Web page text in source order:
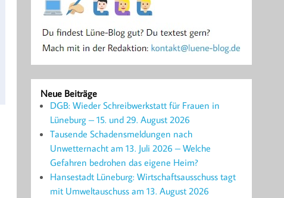
Neue Beiträge
DGB: Wieder Schreibwerkstatt für Frauen in
Lüneburg – 15. und 29. August 2026
Tausende Schadensmeldungen nach
Unwetternacht am 13. Juli 2026 – Welche
Gefahren bedrohen das eigene Heim?
Hansestadt Lüneburg: Wirtschaftsausschuss tagt
mit Umweltauschuss am 13. August 2026